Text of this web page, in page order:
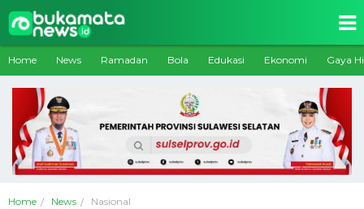
Home News Ramadan Bola Edukasi Ekonomi Gaya
Home News Nasional